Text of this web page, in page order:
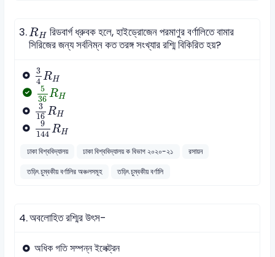
3. RH
RH
রিডবার্গ ধ্রুবক হলে, হাইড্রোজেন পরমাণুর বর্ণালিতে বামার
সিরিজের জন্য সর্বনিম্ন কত তরঙ্গ সংখ্যার রশ্মি বিকিরিত হয়?
3
4 RH
3 4R
5
36 RH
536R
3
16 RH
316RH
9
144 RH
9144R
ঢাকা বিশ্ববিদ্যালয় ঢাকা বিশ্ববিদ্যালয় ক বিভাগ ২০২০-২১
রসায়ন
তড়িৎ চুম্বকীয় বর্ণালির অঞ্চলসমূহ
তড়িৎ চুম্বকীয় বর্ণালি
4.অবলোহিত রশ্মির উৎস-
অধিক গতি সম্পন্ন ইলেক্ট্রন